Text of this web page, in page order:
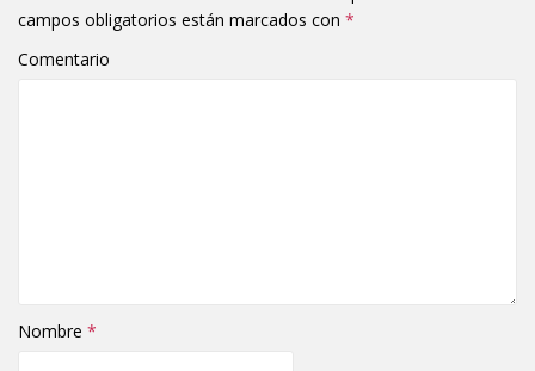
campos obligatorios están marcados con *
Comentario
Nombre *